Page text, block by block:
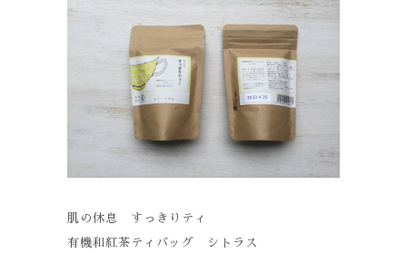
肌の休息 すっきりティ
有機和紅茶ティバッグ シトラス